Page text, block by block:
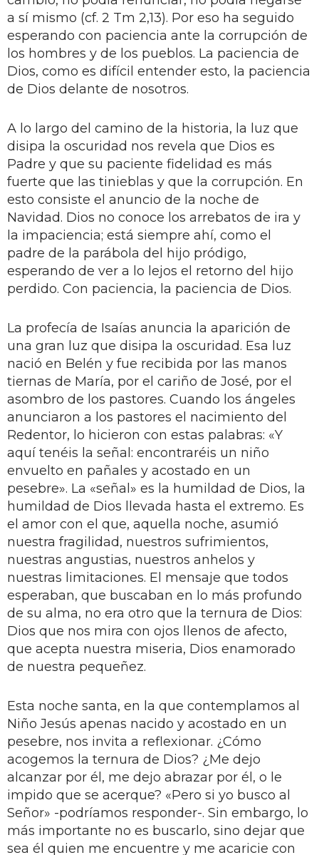
a sí mismo (cf. 2 Tm 2,13). Por eso ha seguido
esperando con paciencia ante la corrupción de
los hombres y de los pueblos. La paciencia de
Dios, como es difícil entender esto, la paciencia
de Dios delante de nosotros.
A lo largo del camino de la historia, la luz que
disipa la oscuridad nos revela que Dios es
Padre y que su paciente fidelidad es más
fuerte que las tinieblas y que la corrupción. En
esto consiste el anuncio de la noche de
Navidad. Dios no conoce los arrebatos de ira y
la impaciencia; está siempre ahí, como el
padre de la parábola del hijo pródigo,
esperando de ver a lo lejos el retorno del hijo
perdido. Con paciencia, la paciencia de Dios.
La profecía de Isaías anuncia la aparición de
una gran luz que disipa la oscuridad. Esa luz
nació en Belén y fue recibida por las manos
tiernas de María, por el cariño de José, por el
asombro de los pastores. Cuando los ángeles
anunciaron a los pastores el nacimiento del
Redentor, lo hicieron con estas palabras: «Y
aquí tenéis la señal: encontraréis un niño
envuelto en pañales y acostado en un
pesebre». La «señal» es la humildad de Dios, la
humildad de Dios llevada hasta el extremo. Es
el amor con el que, aquella noche, asumió
nuestra fragilidad, nuestros sufrimientos,
nuestras angustias, nuestros anhelos y
nuestras limitaciones. El mensaje que todos
esperaban, que buscaban en lo más profundo
de su alma, no era otro que la ternura de Dios:
Dios que nos mira con ojos llenos de afecto,
que acepta nuestra miseria, Dios enamorado
de nuestra pequeñez.
Esta noche santa, en la que contemplamos al
Niño Jesús apenas nacido y acostado en un
pesebre, nos invita a reflexionar. ¿Cómo
acogemos la ternura de Dios? ¿Me dejo
alcanzar por él, me dejo abrazar por él, o le
impido que se acerque? «Pero si yo busco al
Señor» -podríamos responder-. Sin embargo, lo
más importante no es buscarlo, sino dejar que
sea él quien me encuentre y me acaricie con